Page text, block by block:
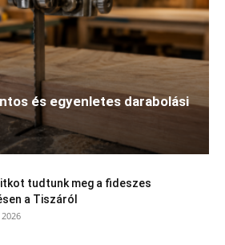
és egyenletes darabolási
tudtunk meg a fideszes
a Tiszáról